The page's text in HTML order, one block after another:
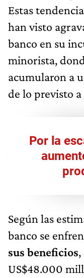
Estas
han visto
banco en su
minorista,
acumularon a
de lo previsto
Por la
Según las
banco se
sus beneficios
US$48.000